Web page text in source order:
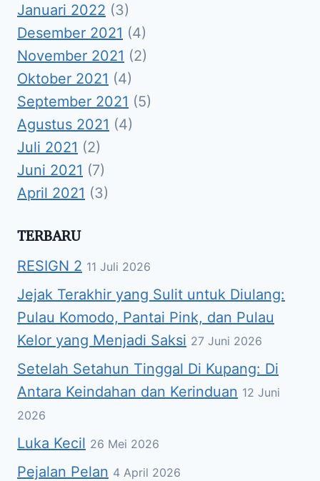
Januari 2022 (3)
Desember 2021 (4)
November 2021 (2)
Oktober 2021 (4)
September 2021 (5)
Agustus 2021 (4)
Juli 2021 (2)
Juni 2021 (7)
April 2021 (3)
TERBARU
RESIGN 2 11 Juli 2026
Jejak Terakhir yang Sulit untuk Diulang:
Pulau Komodo, Pantai Pink, dan Pulau
Kelor yang Menjadi Saksi 27 Juni 2026
Setelah Setahun Tinggal Di Kupang: Di
Antara Keindahan dan Kerinduan 12 Juni
2026
Luka Kecil 26 Mei 2026
Pejalan Pelan 4 April 2026